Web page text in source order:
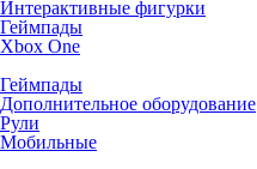
Интерактивные фигурки
Геймпады
Xbox One
Геймпады
Дополнительное оборудование
Рули
Мобильные